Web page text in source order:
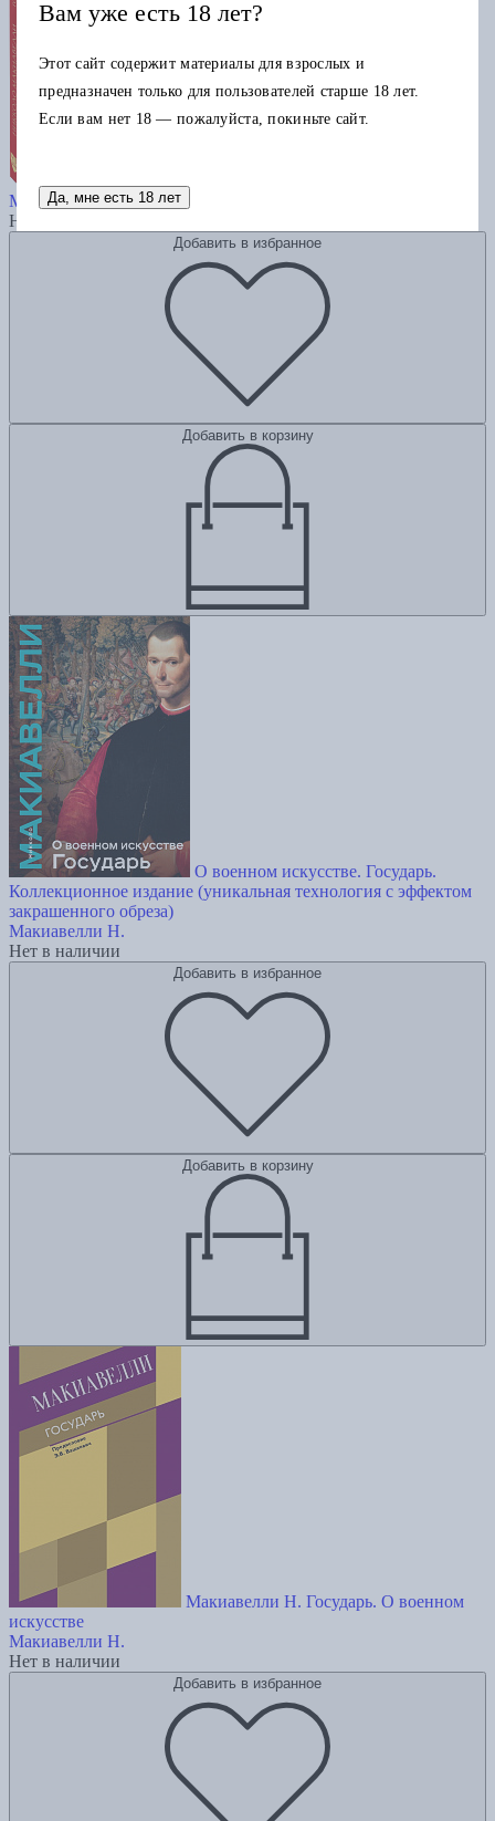
Макиавелли Н.
Нет в наличии
Добавить в избранное
Добавить в корзину
О военном искусстве. Государь.
Коллекционное издание (уникальная технология с эффектом
закрашенного обреза)
Макиавелли Н.
Нет в наличии
Добавить в избранное
Добавить в корзину
Макиавелли Н. Государь. О военном
искусстве
Макиавелли Н.
Нет в наличии
Добавить в избранное
Вам уже есть 18 лет?
Этот сайт содержит материалы для взрослых и
предназначен только для пользователей старше 18 лет.
Если вам нет 18 — пожалуйста, покиньте сайт.
Да, мне есть 18 лет